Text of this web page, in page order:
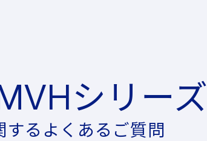
シリーズ
するよくあるご質問